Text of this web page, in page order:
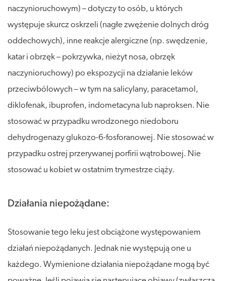
naczynioruchowym) – dotyczy to osób, u których
występuje skurcz oskrzeli (nagłe zwężenie dolnych dróg
oddechowych), inne reakcje alergiczne (np. swędzenie,
katar i obrzęk – pokrzywka, nieżyt nosa, obrzęk
naczynioruchowy) po ekspozycji na działanie leków
przeciwbólowych – w tym na salicylany, paracetamol,
diklofenak, ibuprofen, indometacyna lub naproksen. Nie
stosować w przypadku wrodzonego niedoboru
dehydrogenazy glukozo-6-fosforanowej. Nie stosować w
przypadku ostrej przerywanej porfirii wątrobowej. Nie
stosować u kobiet w ostatnim trymestrze ciąży.
Działania niepożądane:
Stosowanie tego leku jest obciążone występowaniem
działań niepożądanych. Jednak nie występują one u
każdego. Wymienione działania niepożądane mogą być